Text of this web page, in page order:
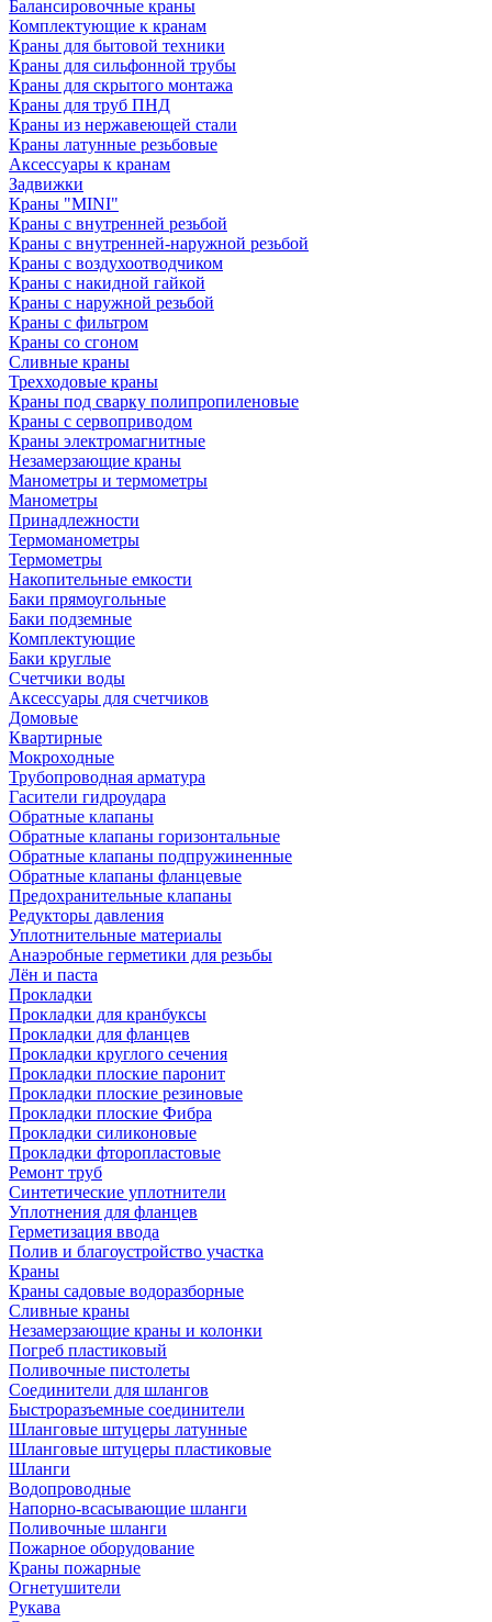
Балансировочные краны
Комплектующие к кранам
Краны для бытовой техники
Краны для сильфонной трубы
Краны для скрытого монтажа
Краны для труб ПНД
Краны из нержавеющей стали
Краны латунные резьбовые
Аксессуары к кранам
Задвижки
Краны "MINI"
Краны с внутренней резьбой
Краны с внутренней-наружной резьбой
Краны с воздухоотводчиком
Краны с накидной гайкой
Краны с наружной резьбой
Краны с фильтром
Краны со сгоном
Сливные краны
Трехходовые краны
Краны под сварку полипропиленовые
Краны с сервоприводом
Краны электромагнитные
Незамерзающие краны
Манометры и термометры
Манометры
Принадлежности
Термоманометры
Термометры
Накопительные емкости
Баки прямоугольные
Баки подземные
Комплектующие
Баки круглые
Счетчики воды
Аксессуары для счетчиков
Домовые
Квартирные
Мокроходные
Трубопроводная арматура
Гасители гидроудара
Обратные клапаны
Обратные клапаны горизонтальные
Обратные клапаны подпружиненные
Обратные клапаны фланцевые
Предохранительные клапаны
Редукторы давления
Уплотнительные материалы
Анаэробные герметики для резьбы
Лён и паста
Прокладки
Прокладки для кранбуксы
Прокладки для фланцев
Прокладки круглого сечения
Прокладки плоские паронит
Прокладки плоские резиновые
Прокладки плоские Фибра
Прокладки силиконовые
Прокладки фторопластовые
Ремонт труб
Синтетические уплотнители
Уплотнения для фланцев
Герметизация ввода
Полив и благоустройство участка
Краны
Краны садовые водоразборные
Сливные краны
Незамерзающие краны и колонки
Погреб пластиковый
Поливочные пистолеты
Соединители для шлангов
Быстроразъемные соединители
Шланговые штуцеры латунные
Шланговые штуцеры пластиковые
Шланги
Водопроводные
Напорно-всасывающие шланги
Поливочные шланги
Пожарное оборудование
Краны пожарные
Огнетушители
Рукава